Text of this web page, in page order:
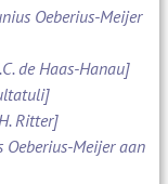
Oeberius-Meijer
de Haas-Hanau]
Ritter]
Oeberius-Meijer aan